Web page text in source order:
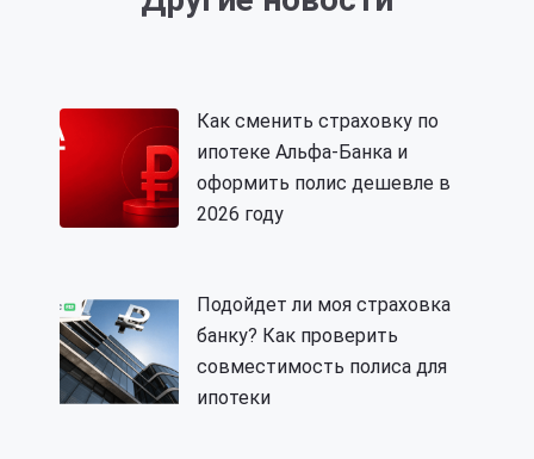
Как сменить страховку по
ипотеке Альфа-Банка и
оформить полис дешевле в
2026 году
Подойдет ли моя страховка
банку? Как проверить
совместимость полиса для
ипотеки